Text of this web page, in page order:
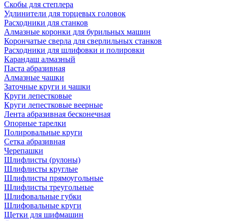
Скобы для степлера
Удлинители для торцевых головок
Расходники для станков
Алмазные коронки для бурильных машин
Корончатые сверла для сверлильных станков
Расходники для шлифовки и полировки
Карандаш алмазный
Паста абразивная
Алмазные чашки
Заточные круги и чашки
Круги лепестковые
Круги лепестковые веерные
Лента абразивная бесконечная
Опорные тарелки
Полировальные круги
Сетка абразивная
Черепашки
Шлифлисты (рулоны)
Шлифлисты круглые
Шлифлисты прямоугольные
Шлифлисты треугольные
Шлифовальные губки
Шлифовальные круги
Щетки для шифмашин